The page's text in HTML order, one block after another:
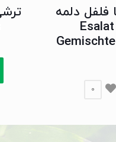
فلفل دلمه
(اصالت) 680گرم Esalat
0